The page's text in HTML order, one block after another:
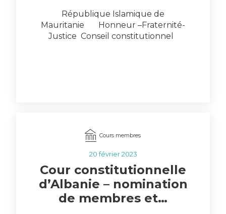
République Islamique de
Mauritanie Honneur –Fraternité-
Justice Conseil constitutionnel
Cours membres
20 février 2023
Cour constitutionnelle
d’Albanie – nomination
de membres et…